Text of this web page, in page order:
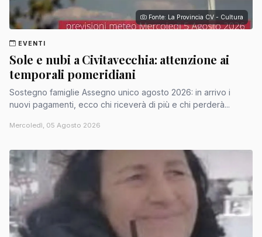
Fonte: La Provincia CV - Cultura
EVENTI
Sole e nubi a Civitavecchia: attenzione ai
temporali pomeridiani
Sostegno famiglie Assegno unico agosto 2026: in arrivo i
nuovi pagamenti, ecco chi riceverà di più e chi perderà...
Mercoledì, 05 Agosto 2026